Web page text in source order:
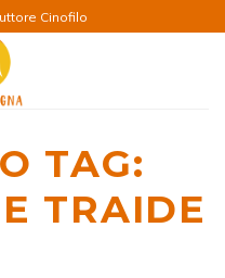
Cinofilo
TAG:
TRAIDE